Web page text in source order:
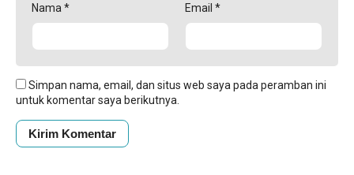
Nama * Email *
Simpan nama, email, dan situs web saya pada peramban ini
untuk komentar saya berikutnya.